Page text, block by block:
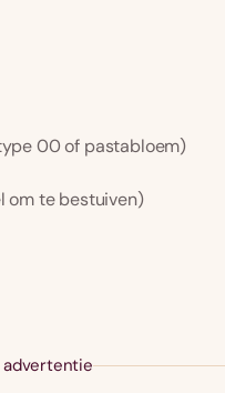
00 of pastabloem)
om te bestuiven)
advertentie